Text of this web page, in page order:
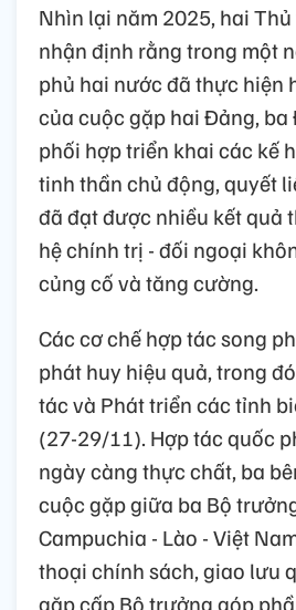
Nhìn lại năm 2025, hai
nhận định rằng trong một
phủ hai nước đã thực hiện
của cuộc gặp hai Đảng,
phối hợp triển khai các kế
tinh thần chủ động, quyết
đã đạt được nhiều kết quả
hệ chính trị - đối ngoại
củng cố và tăng cường.
Các cơ chế hợp tác song
phát huy hiệu quả, trong
tác và Phát triển các tỉnh
(27-29/11). Hợp tác quốc
ngày càng thực chất, ba
cuộc gặp giữa ba Bộ
Campuchia - Lào - Việt
thoại chính sách, giao lưu
gặp cấp Bộ trưởng góp